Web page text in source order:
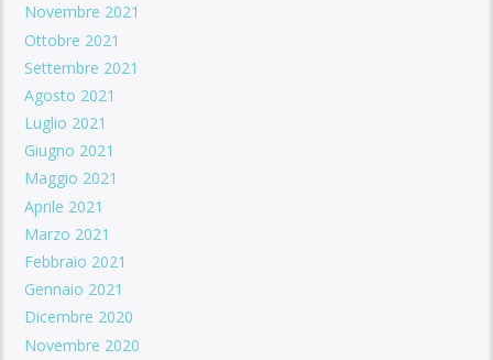
Novembre 2021
Ottobre 2021
Settembre 2021
Agosto 2021
Luglio 2021
Giugno 2021
Maggio 2021
Aprile 2021
Marzo 2021
Febbraio 2021
Gennaio 2021
Dicembre 2020
Novembre 2020